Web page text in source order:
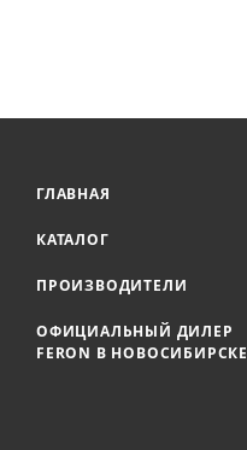
ГЛАВНАЯ
КАТАЛОГ
ПРОИЗВОДИТЕЛИ
ОФИЦИАЛЬНЫЙ ДИЛЕР
FERON В НОВОСИБИРСКЕ